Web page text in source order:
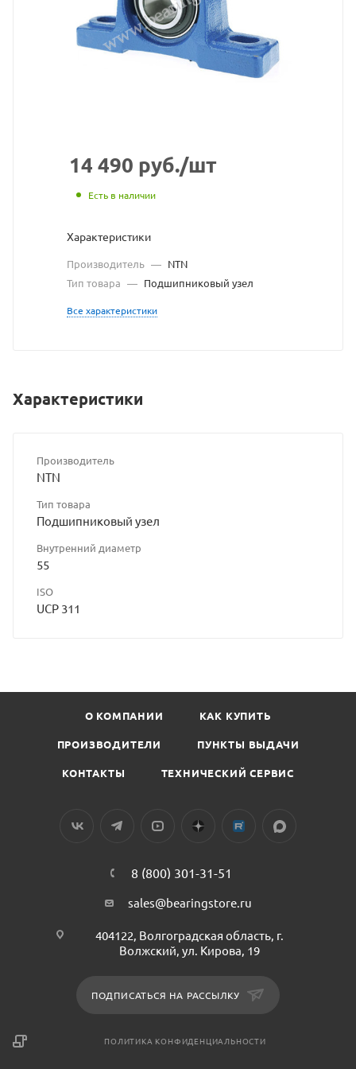
с
сайта
https://
без
разрешения
сайта
14 490 руб./шт
Есть в наличии
Характеристики
Производитель — NTN
Тип товара — Подшипниковый узел
Все характеристики
Характеристики
Производитель
NTN
Тип товара
Подшипниковый узел
Внутренний диаметр
55
ISO
UCP 311
О КОМПАНИИ КАК КУПИТЬ
ПРОИЗВОДИТЕЛИ ПУНКТЫ ВЫДАЧИ
КОНТАКТЫ ТЕХНИЧЕСКИЙ СЕРВИС
8 (800) 301-31-51
sales@bearingstore.ru
404122, Волгоградская область, г.
Волжский, ул. Кирова, 19
ПОДПИСАТЬСЯ НА РАССЫЛКУ
ПОЛИТИКА КОНФИДЕНЦИАЛЬНОСТИ